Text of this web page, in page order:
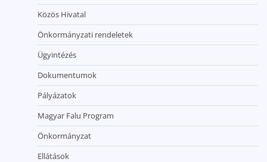
Közös Hivatal
Önkormányzati rendeletek
Ügyintézés
Dokumentumok
Pályázatok
Magyar Falu Program
Önkormányzat
Ellátások